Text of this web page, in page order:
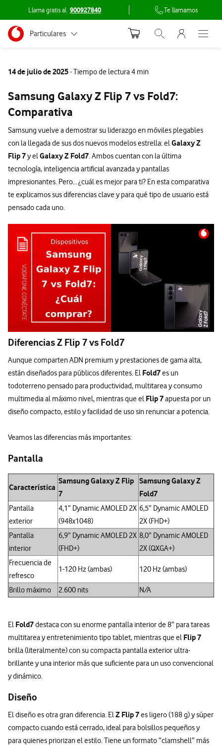
Llama gratis al 900927840 Te llamamos
Ir a la pagina principal de vodafone.es
Menu navegación Segmento
Particulares
Grandes empresas
y AA.PP.
Abrir buscador.
Menu
Abre
14 de julio de 2025- Tiempo de lectura 4 min
Samsung Galaxy Z Flip 7 vs Fold7:
Comparativa
Samsung vuelve a demostrar su liderazgo en móviles plegables
con la llegada de sus dos nuevos modelos estrella: elGalaxy Z
Flip 7y elGalaxy Z Fold7. Ambos cuentan con la última
tecnología, inteligencia artificial avanzada y pantallas
impresionantes. Pero… ¿cuál es mejor para ti? En esta comparativa
te explicamos sus diferencias clave y para qué tipo de usuario está
pensado cada uno.
Diferencias Z Flip 7 vs Fold7
Aunque comparten ADN premium y prestaciones de gama alta,
están diseñados para públicos diferentes. El Fold7es un
todoterreno pensado para productividad, multitarea y consumo
multimedia al máximo nivel, mientras que el Flip 7apuesta por un
diseño compacto, estilo y facilidad de uso sin renunciar a potencia.
Veamos las diferencias más importantes:
Pantalla
Característica
Samsung Galaxy Z Flip
7
Samsung Galaxy Z
Fold7
Pantalla
exterior
4,1” Dynamic AMOLED 2X
(948x1048)
6,5” Dynamic AMOLED
2X (FHD+)
Pantalla
interior
6,9” Dynamic AMOLED 2X
(FHD+)
8,0” Dynamic AMOLED
2X (QXGA+)
Frecuencia de
refresco
1-120 Hz (ambas) 120 Hz (ambas)
Brillo máximo 2.600 nits N/A
El Fold7destaca con su enorme pantalla interior de 8” para tareas
multitarea y entretenimiento tipo tablet, mientras que el Flip 7
brilla (literalmente) con su compacta pantalla exterior ultra-
brillante y una interior más que suficiente para un uso convencional
y dinámico.
Diseño
El diseño es otra gran diferencia. ElZ Flip 7es ligero (188 g) y súper
compacto cuando está cerrado, ideal para bolsillos pequeños y
para quienes priorizan el estilo. Tiene un formato “clamshell” más